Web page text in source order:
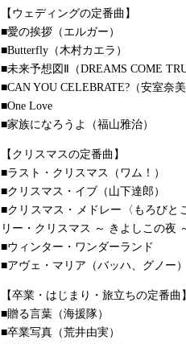
【ウェディングの定番曲】
■愛の挨拶（エルガー）
■Butterfly（木村カエラ）
■未来予想図Ⅱ（DREAMS COME
■CAN YOU CELEBRATE?（安室奈美
■One Love
■家族になろうよ（福山雅治）
【クリスマスの定番曲】
■ラスト・クリスマス（ワム！）
■クリスマス・イブ（山下達郎）
■クリスマス・メドレー〈もろびと
リー・クリスマス ～ きよしこの夜
■ウィンター・ワンダーランド
■アヴェ・マリア（バッハ、グノー）
【卒業・はじまり・旅立ちの定番曲】
■贈る言葉（海援隊）
■卒業写真（荒井由実）